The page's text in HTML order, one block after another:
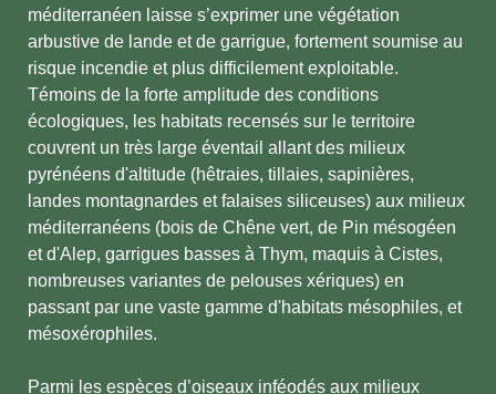
méditerranéen laisse s’exprimer une végétation
arbustive de lande et de garrigue, fortement soumise au
risque incendie et plus difficilement exploitable.
Témoins de la forte amplitude des conditions
écologiques, les habitats recensés sur le territoire
couvrent un très large éventail allant des milieux
pyrénéens d'altitude (hêtraies, tillaies, sapinières,
landes montagnardes et falaises siliceuses) aux milieux
méditerranéens (bois de Chêne vert, de Pin mésogéen
et d'Alep, garrigues basses à Thym, maquis à Cistes,
nombreuses variantes de pelouses xériques) en
passant par une vaste gamme d'habitats mésophiles, et
mésoxérophiles.
Parmi les espèces d’oiseaux inféodés aux milieux